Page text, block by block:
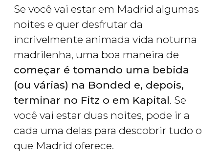
Se você vai estar em Madrid algumas
noites e quer desfrutar da
incrivelmente animada vida noturna
madrilenha, uma boa maneira de
começar é tomando uma bebida
(ou várias) na Bonded e, depois,
terminar no Fitz o em Kapital. Se
você vai estar duas noites, pode ir a
cada uma delas para descobrir tudo o
que Madrid oferece.